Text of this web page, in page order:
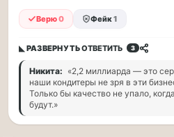
по
Москве
Чайковского!
|
16:00
Петр
Верю0 Фейк1
◣ РАЗВЕРНУТЬОТВЕТИТЬ 3
Никита: «2,2 миллиарда — это
наши кондитеры не зря в эти
Только бы качество не упало,
будут.»